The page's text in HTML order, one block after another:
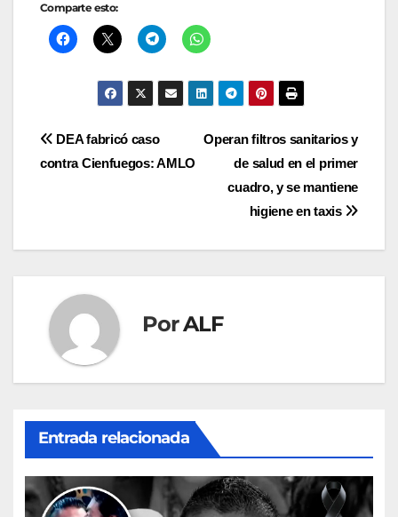
Comparte esto:
Navegación
Operan filtros sanitarios y
de salud en el primer
cuadro, y se mantiene
higiene en taxis
DEA fabricó caso
contra Cienfuegos: AMLO
PorALF
Entrada relacionada